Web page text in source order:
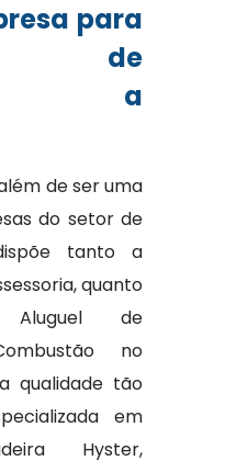
para
de
a
de ser uma
do setor de
tanto a
quanto
Aluguel de
no
qualidade tão
em
Hyster,